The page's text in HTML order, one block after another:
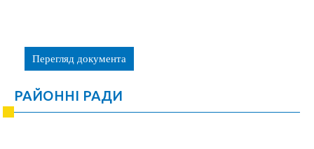
Перегляд документа
РАЙОННІ РАДИ